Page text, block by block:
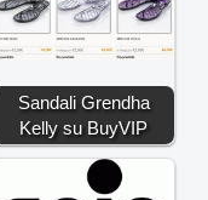
Sandali Grendha
Kelly su BuyVIP